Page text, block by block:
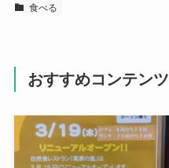
食べる
おすすめコンテンツ